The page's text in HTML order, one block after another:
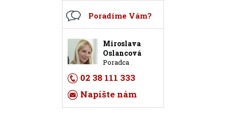
Poradíme Vám?
Miroslava
Oslancová
Poradca
02 38 111 333
Napíšte nám